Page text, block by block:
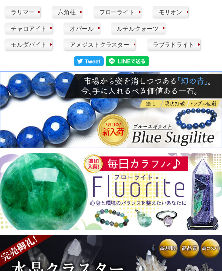
ラリマー 六角柱 フローライト モリオン
チャロアイト オパール ルチルクォーツ
モルダバイト アメジストクラスター ラブラドライト